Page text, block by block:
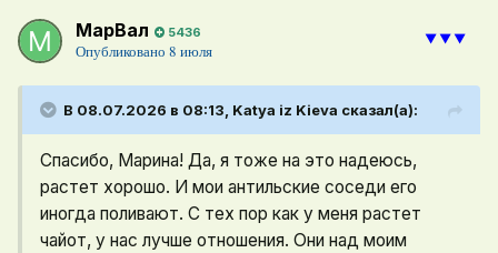
МарВал 5436
Опубликовано 8 июля
⯆⯆⯆
В 08.07.2026 в 08:13, Katya iz Kieva сказал(а):
Спасибо, Марина! Да, я тоже на это надеюсь,
растет хорошо. И мои антильские соседи его
иногда поливают. С тех пор как у меня растет
чайот, у нас лучше отношения. Они над моим